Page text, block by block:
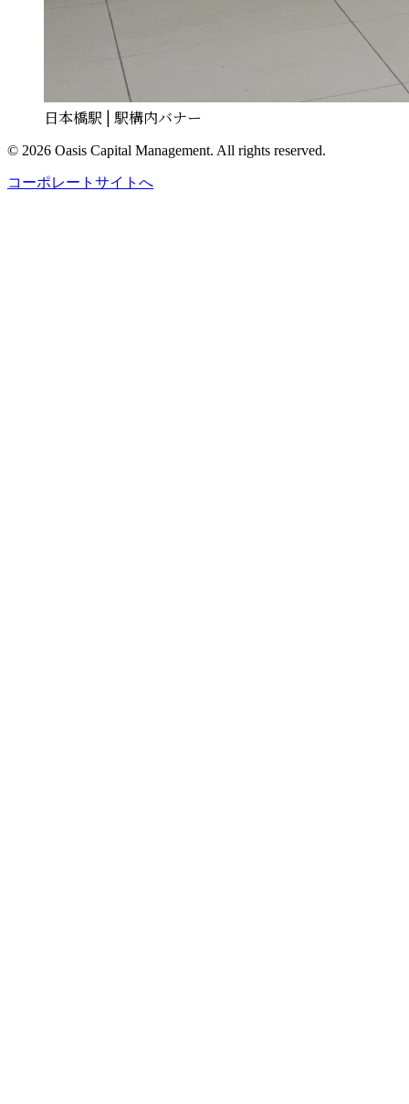
日本橋駅 | 駅構内バナー
© 2026 Oasis Capital Management. All rights reserved.
コーポレートサイトへ